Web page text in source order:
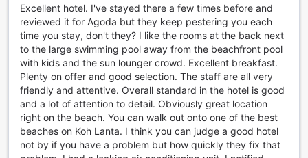
voit pysyä yhteydessä ystäviisi ja perheeseesi tai
suunnitella seuraavaa seikkailuasi Koh Lantassa. D.R. Lanta
Bay Resortin concierge-palvelu on myös valmiina
auttamaan sinua kaikissa kysymyksissäsi ja tarpeissasi,
jotta lomasi olisi mahdollisimman sujuva.
D.R. Lanta Bay Resortin Liikennepalvelut
D.R. Lanta Bay Resort tarjoaa erinomaiset liikennepalvelut,
jotka tekevät matkustamisesta vaivatonta ja miellyttävää.
Hotelli tarjoaa kätevän lentokenttäkuljetuksen, joka noutaa
Excellent hotel. I've stayed there a few times before and
reviewed it for Agoda but they keep pestering you each
time you stay, don't they? I like the rooms at the back next
to the large swimming pool away from the beachfront pool
with kids and the sun lounger crowd. Excellent breakfast.
Plenty on offer and good selection. The staff are all very
friendly and attentive. Overall standard in the hotel is good
and a lot of attention to detail. Obviously great location
right on the beach. You can walk out onto one of the best
beaches on Koh Lanta. I think you can judge a good hotel
not by if you have a problem but how quickly they fix that